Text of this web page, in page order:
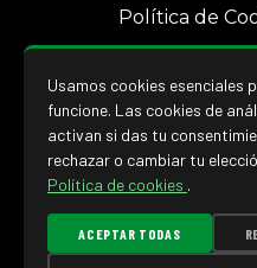
Política de
Devoluciones
Usamos cookies esenciales
funcione. Las cookies de
activan si das tu
rechazar o cambiar tu
Política de cookies .
ACEPTAR TODAS